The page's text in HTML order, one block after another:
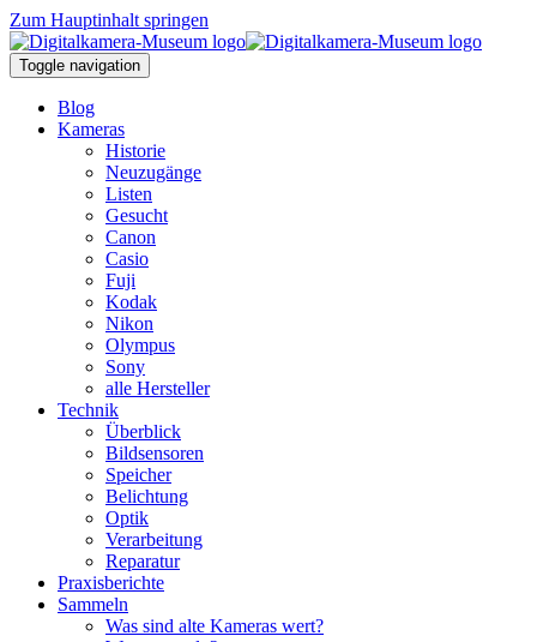
Zum Hauptinhalt springen
Toggle navigation
Blog
Kameras
Historie
Neuzugänge
Listen
Gesucht
Canon
Casio
Fuji
Kodak
Nikon
Olympus
Sony
alle Hersteller
Technik
Überblick
Bildsensoren
Speicher
Belichtung
Optik
Verarbeitung
Reparatur
Praxisberichte
Sammeln
Was sind alte Kameras wert?